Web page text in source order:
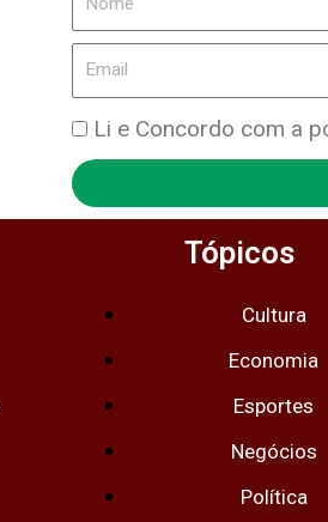
Email
Política
de
Privacidade
Li e Concordo com a
Tópicos
Cultura
Economia
Esportes
Negócios
Política